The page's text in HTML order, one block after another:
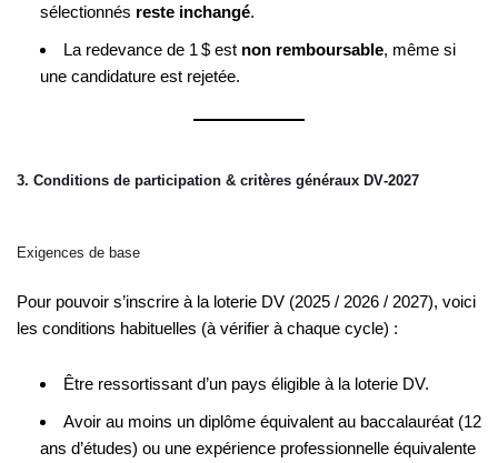
sélectionnés reste inchangé.
La redevance de 1 $ est non remboursable, même si
une candidature est rejetée.
3. Conditions de participation & critères généraux DV‑2027
Exigences de base
Pour pouvoir s’inscrire à la loterie DV (2025 / 2026 / 2027), voici
les conditions habituelles (à vérifier à chaque cycle) :
Être ressortissant d’un pays éligible à la loterie DV.
Avoir au moins un diplôme équivalent au baccalauréat (12
ans d’études) ou une expérience professionnelle équivalente